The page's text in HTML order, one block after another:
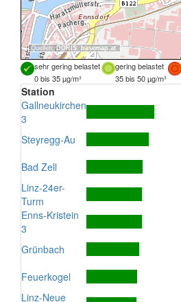
Quellen:DORIS, basemap.at
sehr gering belastet gering belastet
0 bis 35 µg/m³
35 bis 50 µg/m³
Station
Gallneukirchen
3
Steyregg-Au
Bad Zell
Linz-24er-
Turm
Enns-Kristein
3
Grünbach
Feuerkogel
Linz-Neue